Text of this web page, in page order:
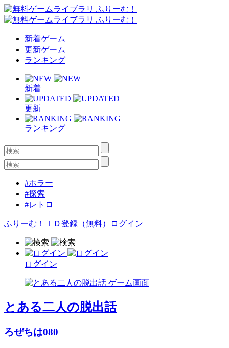
新着ゲーム
更新ゲーム
ランキング
新着
更新
ランキング
#ホラー
#探索
#レトロ
ふりーむ！ＩＤ登録（無料） ログイン
ログイン
とある二人の脱出話
ろぜちは080